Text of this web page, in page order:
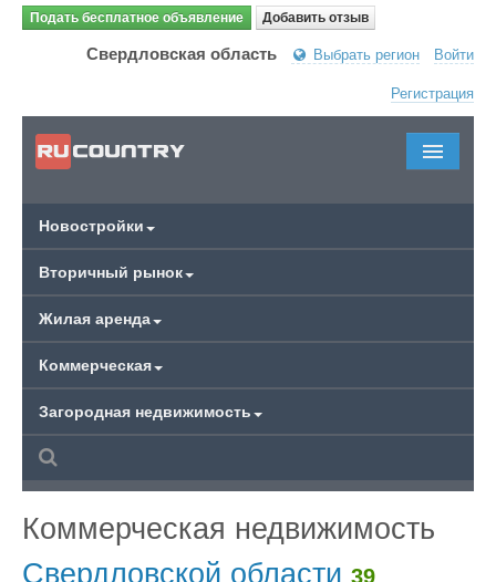
Подать бесплатное объявление Добавить отзыв
Свердловская область Выбрать регион Войти
Регистрация
Новостройки
Вторичный рынок
Жилая аренда
Коммерческая
Загородная недвижимость
Коммерческая недвижимость
Свердловской области 39